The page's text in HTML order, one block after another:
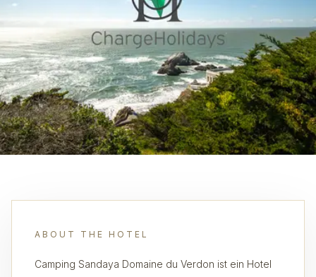
ABOUT THE HOTEL
Camping Sandaya Domaine du Verdon ist ein Hotel